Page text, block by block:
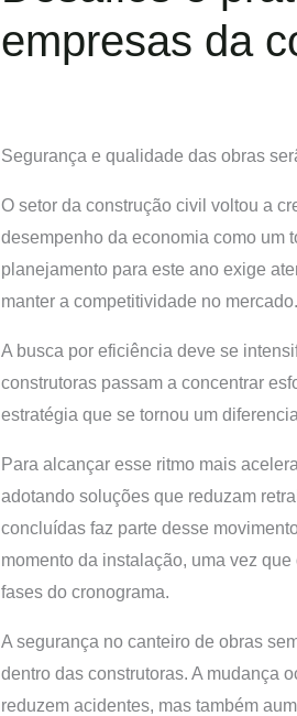
empresas da
Segurança e qualidade das obras
O setor da construção civil voltou a
desempenho da economia como um
planejamento para este ano exige
manter a competitividade no mercado.
A busca por eficiência deve se
construtoras passam a concentrar
estratégia que se tornou um
Para alcançar esse ritmo mais
adotando soluções que reduzam
concluídas faz parte desse
momento da instalação, uma vez
fases do cronograma.
A segurança no canteiro de obras
dentro das construtoras. A mudança
reduzem acidentes, mas também